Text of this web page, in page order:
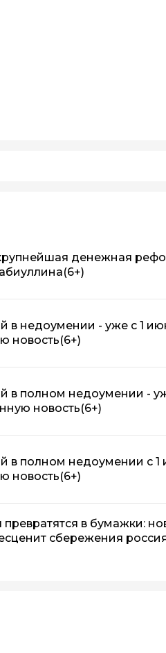
денежная
(6+)
в недоумении - уже с 1
новость(6+)
в полном недоумении -
новость(6+)
в полном недоумении с 1
новость(6+)
в бумажки:
сбережения